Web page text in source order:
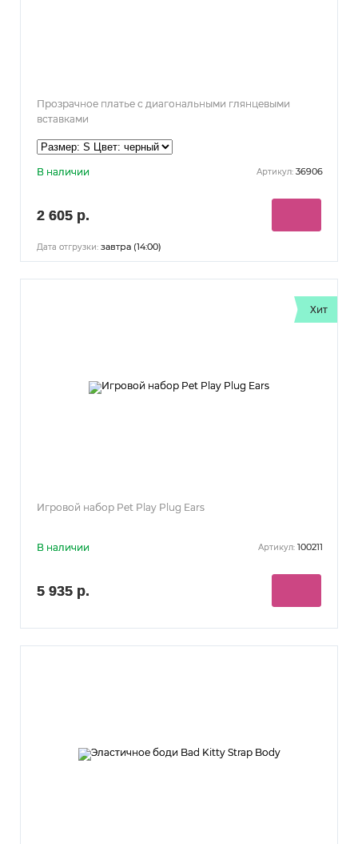
Прозрачное платье с диагональными глянцевыми
вставками
В наличии Артикул: 36906
2 605 р.
Дата отгрузки: завтра (14:00)
Хит
Игровой набор Pet Play Plug Ears
В наличии Артикул: 100211
5 935 р.